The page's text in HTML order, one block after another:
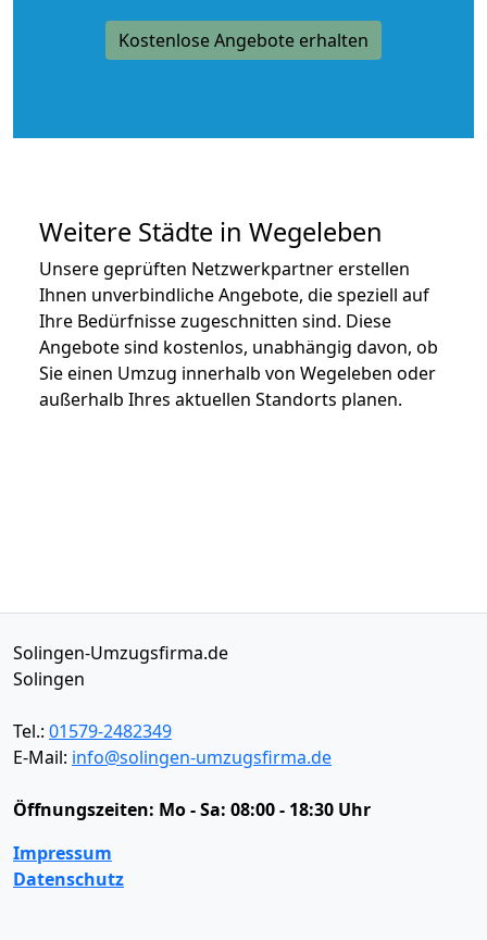
Kostenlose Angebote erhalten
Weitere Städte in Wegeleben
Unsere geprüften Netzwerkpartner erstellen
Ihnen unverbindliche Angebote, die speziell auf
Ihre Bedürfnisse zugeschnitten sind. Diese
Angebote sind kostenlos, unabhängig davon, ob
Sie einen Umzug innerhalb von Wegeleben oder
außerhalb Ihres aktuellen Standorts planen.
Solingen-Umzugsfirma.de
Solingen
Tel.: 01579-2482349
E-Mail: info@solingen-umzugsfirma.de
Öffnungszeiten: Mo - Sa: 08:00 - 18:30 Uhr
Impressum
Datenschutz